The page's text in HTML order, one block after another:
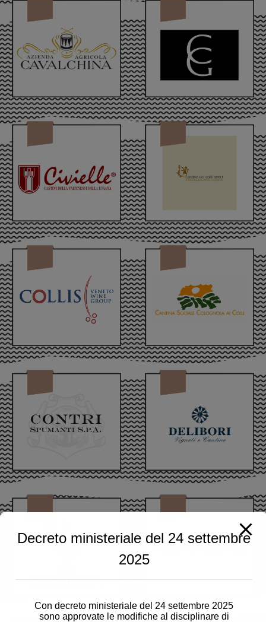
Decreto ministeriale del 24 settembre
2025
Con decreto ministeriale del 24 settembre 2025
sono approvate le modifiche al disciplinare di